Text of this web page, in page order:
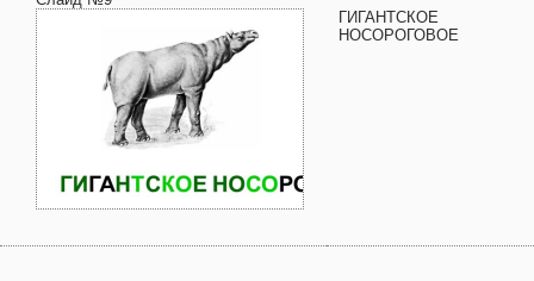
ГИГАНТСКОЕ
НОСОРОГОВОЕ